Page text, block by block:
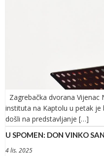
Zagrebačka dvorana
instituta na Kaptolu u petak
došli na predstavljanje […]
U SPOMEN: DON VINKO
4 lis. 2025